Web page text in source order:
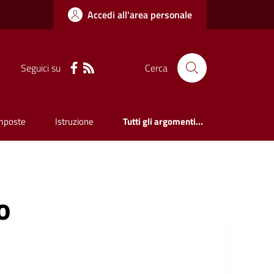
Accedi all'area personale
Seguici su Cerca
Istruzione Tutti gli argomenti...